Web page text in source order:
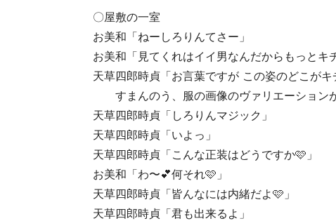
〇屋敷の一室
お美和「ねーしろりんてさー」
お美和「見てくれはイイ男なんだからもっとキ
天草四郎時貞「お言葉ですが この姿のどこが
すまんのう、服の画像のヴァリエーション
天草四郎時貞「しろりんマジック」
天草四郎時貞「いよっ」
天草四郎時貞「こんな正装はどうですか🩷」
お美和「わ〜💕何それ🩷」
天草四郎時貞「皆んなには内緒だよ🩷」
天草四郎時貞「君も出来るよ」